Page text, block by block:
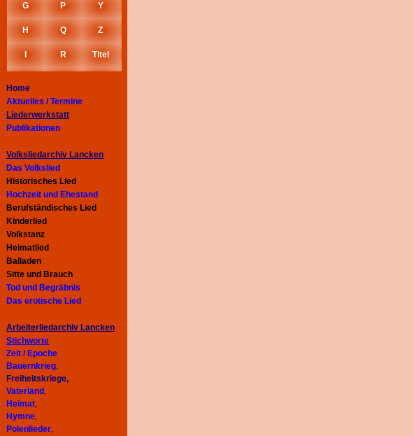
G P Y
H Q Z
R Titel
Home
Aktuelles / Termine
Liederwerkstatt
Publikationen
Volksliedarchiv Lancken
Das Volkslied
Historisches Lied
Hochzeit und Ehestand
Berufständisches Lied
Kinderlied
Volkstanz
Heimatlied
Balladen
Sitte und Brauch
Tod und Begräbnis
Das erotische Lied
Arbeiterliedarchiv Lancken
Stichworte
Zeit / Epoche
Bauernkrieg,
Freiheitskriege,
Vaterland ,
Heimat,
Hymne,
Polenlieder,